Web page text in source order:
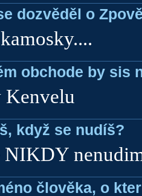
dozvěděl o
obchode by sis
Kenvelu
když se nudíš?
NIKDY
člověka, o